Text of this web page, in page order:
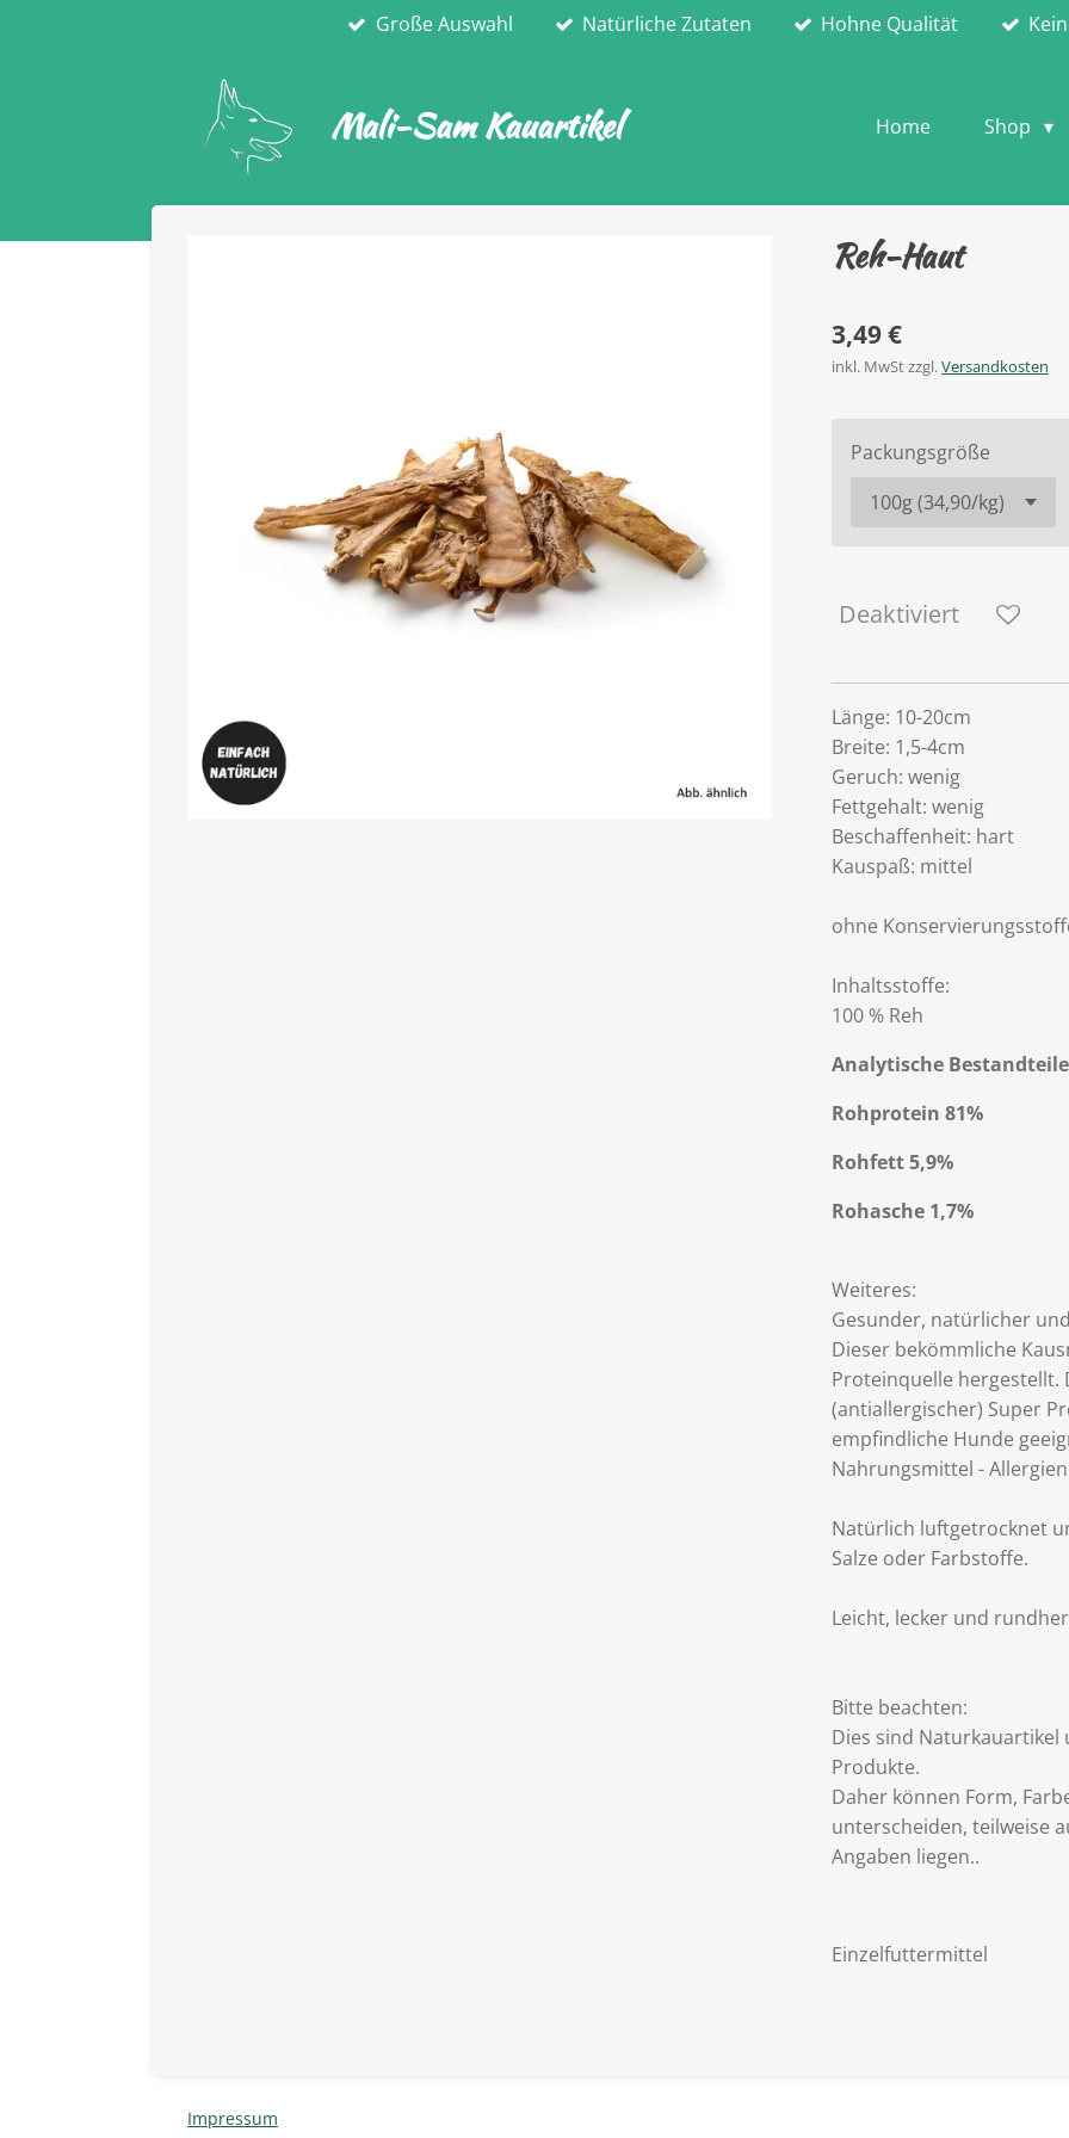
Große Auswahl Natürliche Zutaten Hohne Qualität
Mali-Sam Kauartikel Home Shop
Reh-Haut
3,49 €
inkl. MwSt zzgl. Versandkosten
Packungsgröße
Deaktiviert
Länge: 10-20cm
Breite: 1,5-4cm
Geruch: wenig
Fettgehalt: wenig
Beschaffenheit: hart
Kauspaß: mittel
ohne
Inhaltsstoffe:
100 % Reh
Analytische
Rohprotein 81%
Rohfett 5,9%
Rohasche 1,7%
Weiteres:
Gesunder, natürlicher
Dieser bekömmliche
Proteinquelle hergestellt.
(antiallergischer) Super
empfindliche Hunde
Nahrungsmittel -
Natürlich luftgetrocknet
Salze oder Farbstoffe.
Leicht, lecker und
Bitte beachten:
Dies sind Naturkauartikel
Produkte.
Daher können Form,
unterscheiden, teilweise
Angaben liegen..
Einzelfuttermittel
Impressum